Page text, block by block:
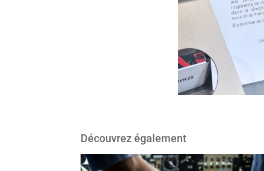
Découvrez également